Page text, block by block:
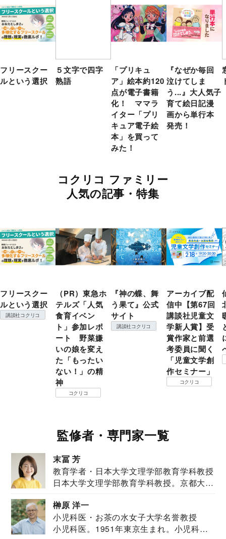
フリースクー
ルという選択
５文字で四字
熟語
「プリキュ
ア」絵本約120
点が電子書籍
化！ ママラ
イター「プリ
キュア電子絵
本」を買って
みた！
『なぜか毎回
泣けてしま
う...』大人気子
育て絵日記漫
画から単行本
発売！
コクリコ ファミリー
人気の記事・特集
フリースクー
ルという選択
講談社コクリコ
（PR）東急ホ
テルズ「人気
食育イベン
ト」参加レポ
ート 野菜嫌
いの娘を変え
た「もったい
ない！」の精
神
コクリコ
『神の蝶、舞
う果て』公式
サイト
講談社コクリコ
アーカイブ配
信中【第67回
講談社児童文
学新人賞】受
賞作家と前選
考委員に聞く
「児童文学創
作セミナー」
コクリコ
監修者・専門家一覧
末冨 芳
教育学者・日本大学文理学部教育学科教授
日本大学文理学部教育学科教授。京都大学
榊原 洋一
小児科医・お茶の水女子大学名誉教授
小児科医。1951年東京生まれ。小児科